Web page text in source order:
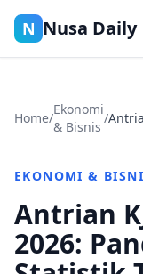
N Nusa Daily
Home/
Ekonomi
& Bisnis
/
EKONOMI &
Antrian
2026: